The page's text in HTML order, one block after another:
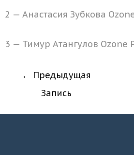
2 — Анастасия Зубкова
3 — Тимур Атангулов Ozone
← Предыдущая
Запись